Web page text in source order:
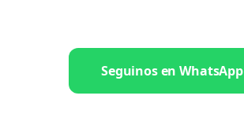
Seguinos en WhatsApp